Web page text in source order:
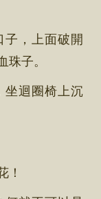
，上面破開
子。
迴圈椅上沉